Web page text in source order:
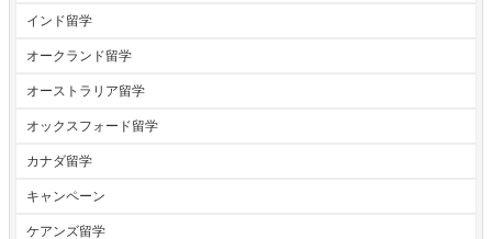
インド留学
オークランド留学
オーストラリア留学
オックスフォード留学
カナダ留学
キャンペーン
ケアンズ留学